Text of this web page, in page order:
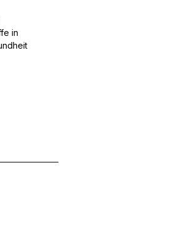
in
wir Informationen über Ihre
Analysen weiter. Diese Partner können
haben oder die sie im Rahmen Ihrer
Funktionen dieser Website zu
Ihrer Zustimmungseinstellungen.